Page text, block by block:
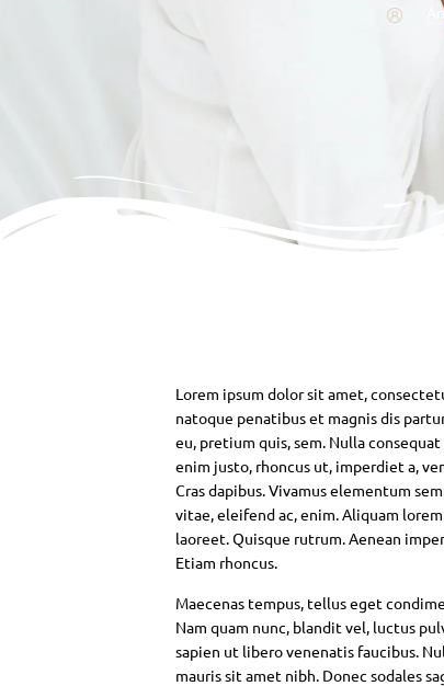
Lorem ipsum dolor sit amet,
natoque penatibus et magnis dis
eu, pretium quis, sem. Nulla
enim justo, rhoncus ut, imperdiet a,
Cras dapibus. Vivamus elementum
vitae, eleifend ac, enim. Aliquam
laoreet. Quisque rutrum. Aenean
Etiam rhoncus.
Maecenas tempus, tellus eget
Nam quam nunc, blandit vel, luctus
sapien ut libero venenatis faucibus.
mauris sit amet nibh. Donec sodales